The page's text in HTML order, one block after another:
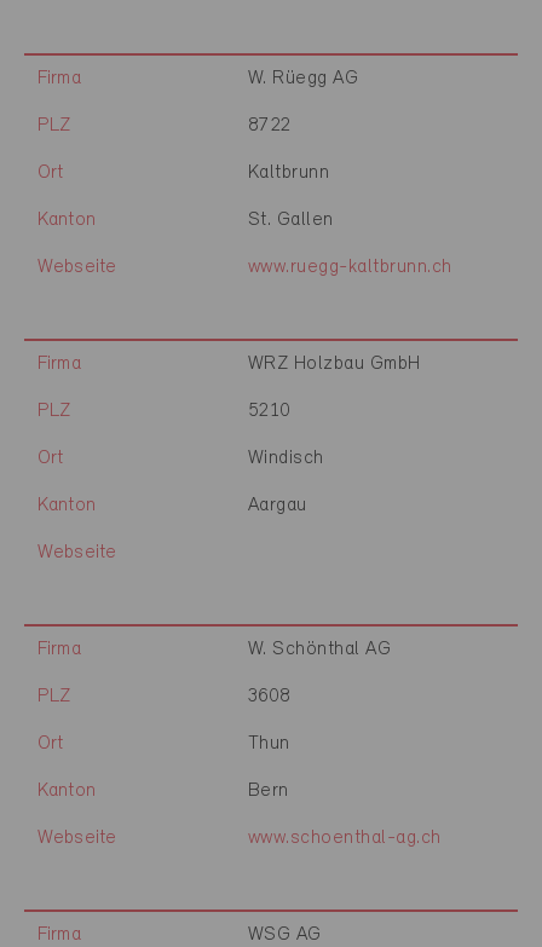
Firma W. Rüegg AG
PLZ 8722
Ort Kaltbrunn
Kanton St. Gallen
Webseite www.ruegg-kaltbrunn.ch
Firma WRZ Holzbau GmbH
PLZ 5210
Ort Windisch
Kanton Aargau
Webseite
Firma W. Schönthal AG
PLZ 3608
Ort Thun
Kanton Bern
Webseite www.schoenthal-ag.ch
Firma WSG AG